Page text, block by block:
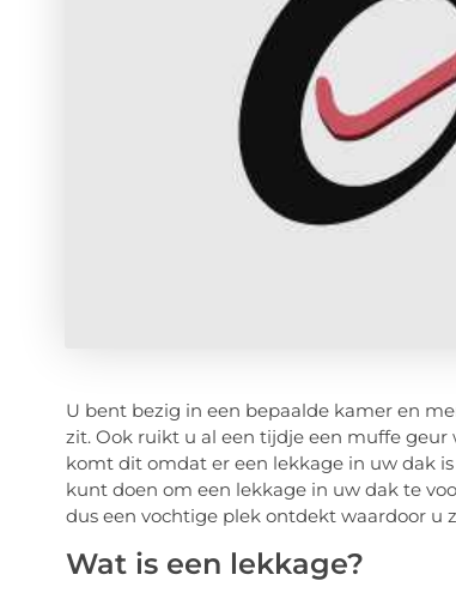
U bent bezig in een bepaalde kamer en
zit. Ook ruikt u al een tijdje een muffe
komt dit omdat er een lekkage in uw dak
kunt doen om een lekkage in uw dak te
dus een vochtige plek ontdekt waardoor u
Wat is een lekkage?